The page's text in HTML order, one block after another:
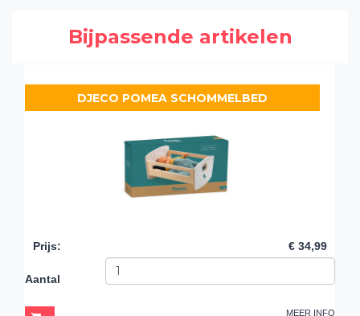
Bijpassende artikelen
DJECO POMEA SCHOMMELBED
Prijs: € 34,99
Aantal
MEER INFO